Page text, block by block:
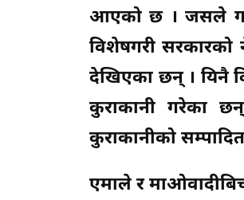
आएको छ । जसले
विशेषगरी सरकारको
देखिएका छन् । यिनै
कुराकानी गरेका
कुराकानीको
एमाले र